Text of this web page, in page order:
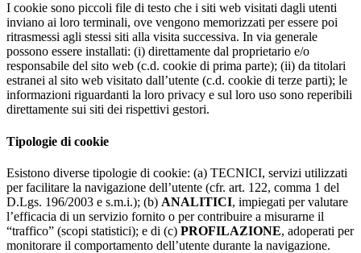
I cookie sono piccoli file di testo che i siti web visitati dagli utenti
inviano ai loro terminali, ove vengono memorizzati per essere poi
ritrasmessi agli stessi siti alla visita successiva. In via generale
possono essere installati: (i) direttamente dal proprietario e/o
responsabile del sito web (c.d. cookie di prima parte); (ii) da titolari
estranei al sito web visitato dall’utente (c.d. cookie di terze parti); le
informazioni riguardanti la loro privacy e sul loro uso sono reperibili
direttamente sui siti dei rispettivi gestori.
Tipologie di cookie
Esistono diverse tipologie di cookie: (a) TECNICI, servizi utilizzati
per facilitare la navigazione dell’utente (cfr. art. 122, comma 1 del
D.Lgs. 196/2003 e s.m.i.); (b) ANALITICI, impiegati per valutare
l’efficacia di un servizio fornito o per contribuire a misurarne il
“traffico” (scopi statistici); e di (c) PROFILAZIONE, adoperati per
monitorare il comportamento dell’utente durante la navigazione.